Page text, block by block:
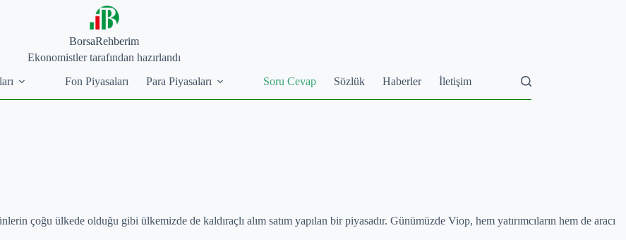
BorsaRehberim
Ekonomistler tarafından hazırlandı
Fon Piyasaları Para Piyasaları Soru Cevap Sözlük Haberler İletişim
çoğu ülkede olduğu gibi ülkemizde de kaldıraçlı alım satım yapılan bir piyasadır. Günümüzde Viop, hem yatırımcıların hem de aracı